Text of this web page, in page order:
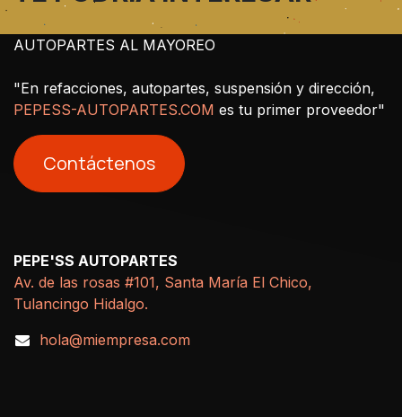
AUTOPARTES AL MAYOREO
"En refacciones, autopartes, suspensión y dirección,
PEPESS-AUTOPARTES.COM es tu primer proveedor"
Contáctenos
PEPE'SS AUTOPARTES
Av. de las rosas #101, Santa María El Chico,
Tulancingo Hidalgo.
hola@miempresa.com